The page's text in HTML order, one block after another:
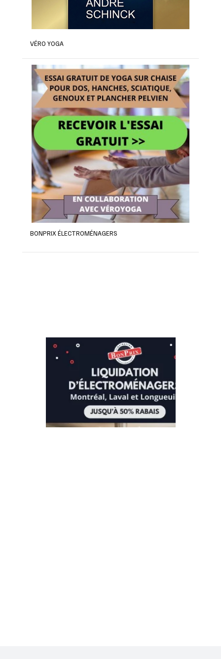
VÉRO YOGA
BONPRIX ÉLECTROMÉNAGERS